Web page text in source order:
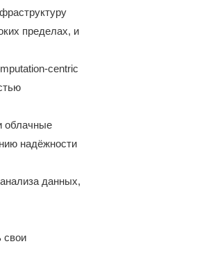
пределах, и
centric
облачные
надёжности
данных,
свои